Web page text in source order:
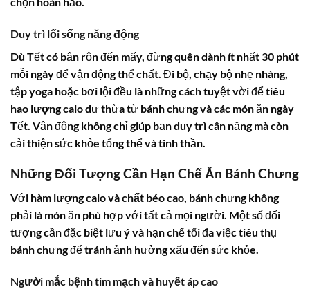
Duy trì lối sống năng động
Dù Tết có bận rộn đến mấy, đừng quên dành ít nhất 30 phút
mỗi ngày để vận động thể chất. Đi bộ, chạy bộ nhẹ nhàng,
tập yoga hoặc bơi lội đều là những cách tuyệt vời để tiêu
hao lượng calodư thừa từ bánh chưng và các món ăn ngày
Tết. Vận động không chỉ giúp bạn duy trì cân nặng mà còn
cải thiện sức khỏe tổng thể và tinh thần.
Những Đối Tượng Cần Hạn Chế Ăn Bánh Chưng
Với hàm lượng calovàchất béocao, bánh chưng không
phải là món ăn phù hợp với tất cả mọi người. Một số đối
tượng cần đặc biệt lưu ý và hạn chế tối đa việc tiêu thụ
bánh chưng để tránh ảnh hưởng xấu đến sức khỏe.
Người mắc bệnh tim mạch và huyết áp cao